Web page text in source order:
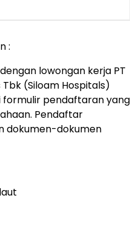
:
lowongan kerja PT
(Siloam Hospitals)
formulir pendaftaran yang
Pendaftar
dokumen-dokumen